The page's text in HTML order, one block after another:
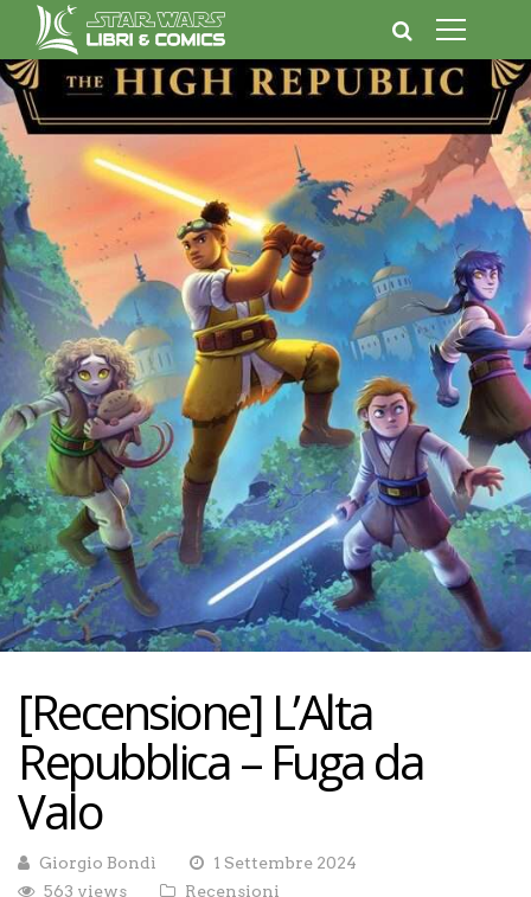
[Recensione] L’Alta
Repubblica – Fuga da
Valo
Giorgio Bondì
1 Settembre 2024
563 views
Recensioni